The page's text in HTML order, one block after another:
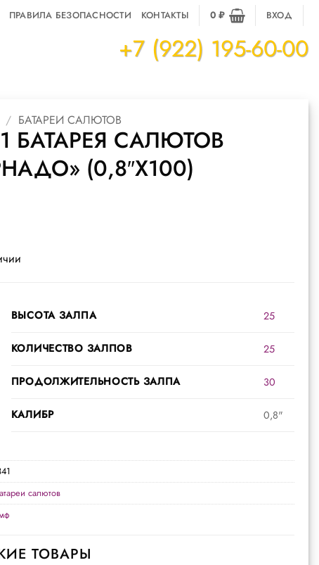
ПРАВИЛА БЕЗОПАСНОСТИ КОНТАКТЫ 0₽ ВХОД
+7 (922) 195-60-00
/ БАТАРЕИ САЛЮТОВ
БАТАРЕЯ САЛЮТОВ
(0,8″Х100)
ВЫСОТА ЗАЛПА 25
КОЛИЧЕСТВО ЗАЛПОВ 25
ПРОДОЛЖИТЕЛЬНОСТЬ ЗАЛПА 30
КАЛИБР 0,8"
салютов
ТОВАРЫ